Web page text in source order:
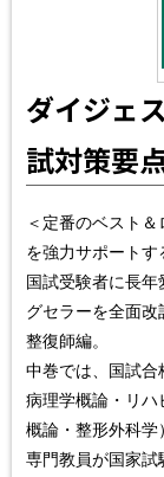
ダイジェ
試対策要
＜定番のベスト
を強力サポートす
国試受験者に長
グセラーを全面
整復師編。
中巻では、国試合
病理学概論・リ
概論・整形外科学
専門教員が国家試